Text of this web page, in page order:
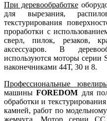
При деревообработке
для вырезания,
текстурирования
проработки с
сверл, пилок, резаков,
аксессуаров. В
используются моторы серии
наконечниками 44Т, 30 и 8.
Профессиональные
машиныFOREDOM для
обработки и
камней, работ по